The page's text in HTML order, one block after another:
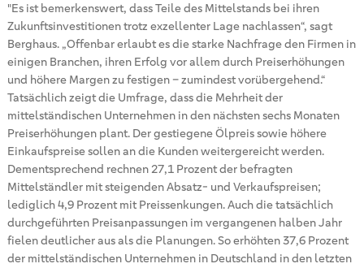
"Es ist bemerkenswert, dass Teile des Mittelstands bei ihren
Zukunftsinvestitionen trotz exzellenter Lage nachlassen“, sagt
Berghaus. „Offenbar erlaubt es die starke Nachfrage den Firmen in
einigen Branchen, ihren Erfolg vor allem durch Preiserhöhungen
und höhere Margen zu festigen – zumindest vorübergehend.“
Tatsächlich zeigt die Umfrage, dass die Mehrheit der
mittelständischen Unternehmen in den nächsten sechs Monaten
Preiserhöhungen plant. Der gestiegene Ölpreis sowie höhere
Einkaufspreise sollen an die Kunden weitergereicht werden.
Dementsprechend rechnen 27,1 Prozent der befragten
Mittelständler mit steigenden Absatz- und Verkaufspreisen;
lediglich 4,9 Prozent mit Preissenkungen. Auch die tatsächlich
durchgeführten Preisanpassungen im vergangenen halben Jahr
fielen deutlicher aus als die Planungen. So erhöhten 37,6 Prozent
der mittelständischen Unternehmen in Deutschland in den letzten